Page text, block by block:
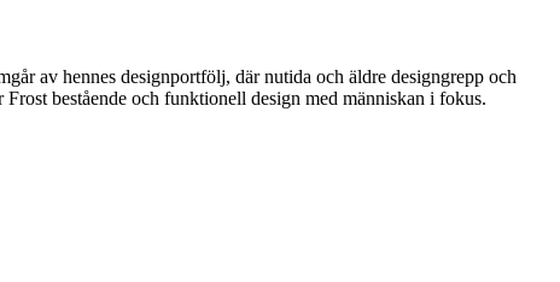
av hennes designportfölj, där nutida och äldre designgrepp och
bestående och funktionell design med människan i fokus.